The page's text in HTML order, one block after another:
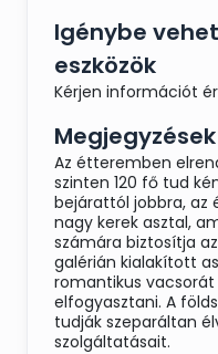
Igénybe
eszközök
Kérjen információt
Az étteremben
szinten 120 fő tud
bejárattól jobbra, az
nagy kerek asztal,
számára biztosítja
galérián kialakított
romantikus
elfogyasztani. A
tudják szeparáltan
szolgáltatásait.